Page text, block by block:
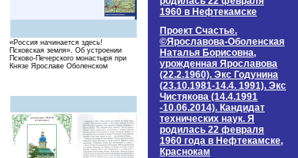
«Россия начинается здесь!
Псковская земля». Об устроении
Псково-Печерского монастыря при
Князе Ярославе Оболенском
1960 в Нефтекамске
Проект Счастье.
©Ярославова-Оболенская
Наталья Борисовна,
урожденная Ярославова
(22.2.1960). Экс Годунина
(23.10.1981-14.4. 1991). Экс
Чистякова (14.4.1991
-10.06.2014). Кандидат
технических наук. Я
родилась 22 февраля
1960 года в Нефтекамске,
Краснокам